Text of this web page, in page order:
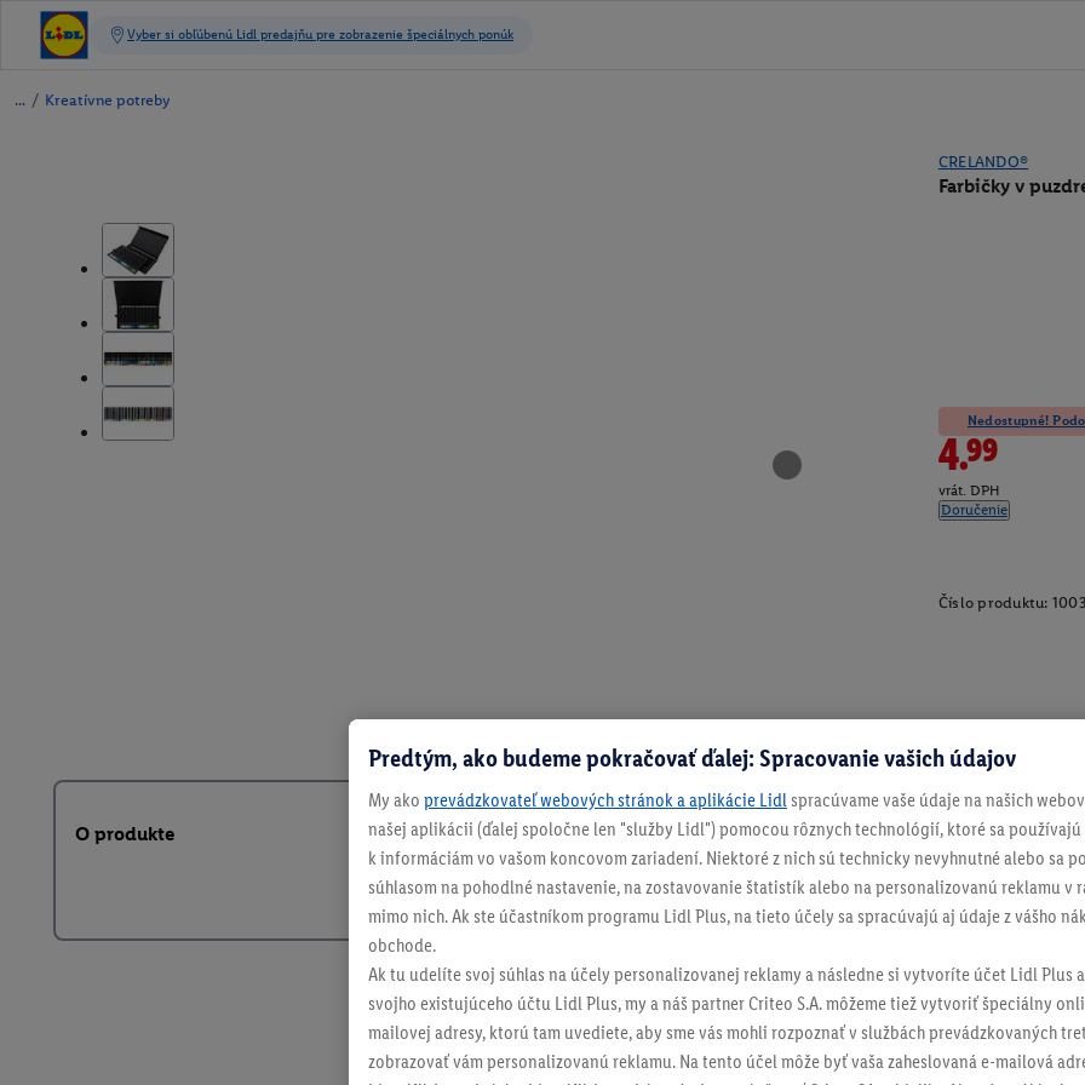
/ Kreatívne potreby
CRELANDO®
Farbičky v
Nedostupné!
4.99
vrát. DPH
Doručenie
Číslo produktu:
O produkte
Predtým, ako budeme pokračovať ďalej: Spracovanie vašich údajov
My ako prevádzkovateľ webových stránok a aplikácie Lidl spracúvame vaše údaje na našich
našej aplikácii (ďalej spoločne len "služby Lidl") pomocou rôznych technológií, ktoré sa
k informáciám vo vašom koncovom zariadení. Niektoré z nich sú technicky nevyhnutné alebo sa
súhlasom na pohodlné nastavenie, na zostavovanie štatistík alebo na personalizovanú reklamu v
mimo nich. Ak ste účastníkom programu Lidl Plus, na tieto účely sa spracúvajú aj údaje z vášho
obchode.
Ak tu udelíte svoj súhlas na účely personalizovanej reklamy a následne si vytvoríte účet Lidl Plus
svojho existujúceho účtu Lidl Plus, my a náš partner Criteo S.A. môžeme tiež vytvoriť špeciálny
mailovej adresy, ktorú tam uvediete, aby sme vás mohli rozpoznať v službách prevádzkovaných
zobrazovať vám personalizovanú reklamu. Na tento účel môže byť vaša zaheslovaná e-mailová